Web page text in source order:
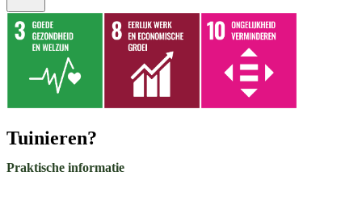
Tuinieren?
Praktische informatie